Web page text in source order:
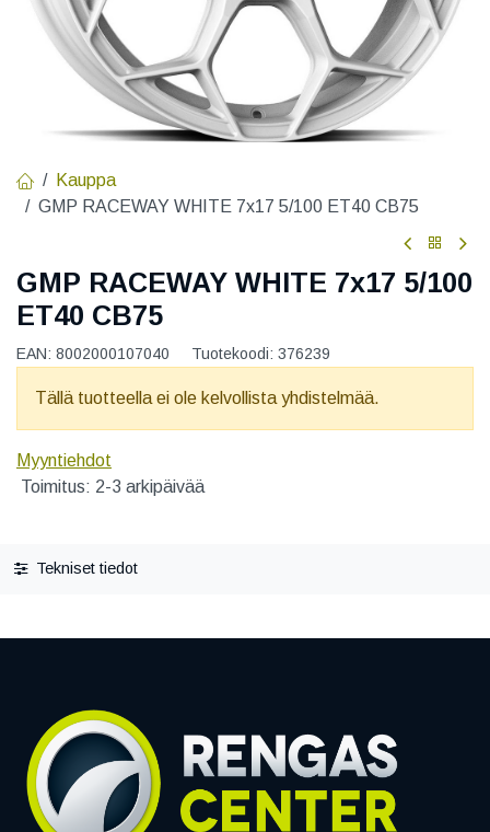
Kauppa
GMP RACEWAY WHITE 7x17 5/100 ET40 CB75
GMP RACEWAY WHITE 7x17 5/100
ET40 CB75
EAN: 8002000107040 Tuotekoodi: 376239
Tällä tuotteella ei ole kelvollista yhdistelmää.
Myyntiehdot
Toimitus: 2-3 arkipäivää
Tekniset tiedot